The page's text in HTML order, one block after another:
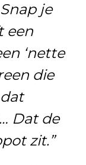
je
een
‘nette
die
Dat de
zit.”